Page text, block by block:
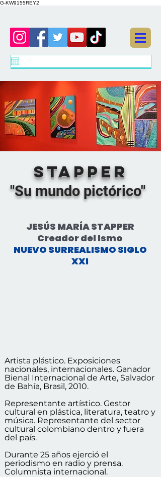
G-KW9155REY2
STAPPER
"Su mundo pictórico"
JESÚS MARÍA STAPPER
Creador del Ismo
NUEVO SURREALISMO SIGLO
XXI
Artista plástico. Exposiciones
nacionales, internacionales. Ganador
Bienal Internacional de Arte, Salvador
de Bahía, Brasil, 2010.
Representante artístico. Gestor
cultural en plástica, literatura, teatro y
música. Representante del sector
cultural colombiano dentro y fuera
del país.
Durante 25 años ejerció el
periodismo en radio y prensa.
Columnista internacional.